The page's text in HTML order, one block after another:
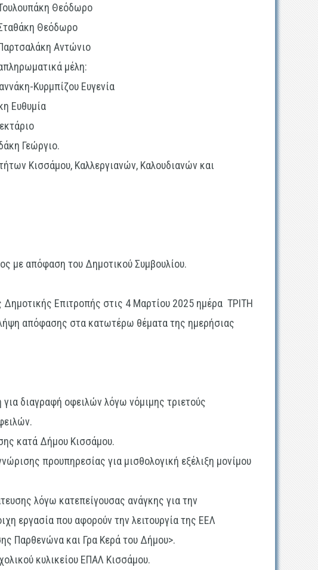
μέλη:
Ευγενία
Κισσάμου, Καλλεργιανών, Καλουδιανών και
με απόφαση του Δημοτικού Συμβουλίου.
Δημοτικής Επιτροπής στις 4 Μαρτίου 2025 ημέρα ΤΡΙΤΗ
απόφασης στα κατωτέρω θέματα της ημερήσιας
διαγραφή οφειλών λόγω νόμιμης τριετούς
κατά Δήμου Κισσάμου.
προυπηρεσίας για μισθολογική εξέλιξη μονίμου
λόγω κατεπείγουσας ανάγκης για την
εργασία που αφορούν την λειτουργία της ΕΕΛ
Παρθενώνα και Γρα Κερά του Δήμου>.
κυλικείου ΕΠΑΛ Κισσάμου.